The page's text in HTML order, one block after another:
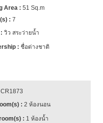
51 Sq.m
7
วิว สระว่ายน้ำ
ชื่อต่างชาติ
CR1873
2 ห้องนอน
1 ห้องน้ำ